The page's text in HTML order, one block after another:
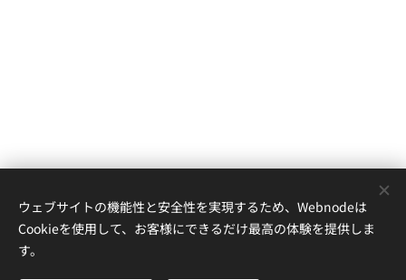
ウェブサイトの機能性と安全性を実現するため、Webnodeは
Cookieを使用して、お客様にできるだけ最高の体験を提供しま
す。